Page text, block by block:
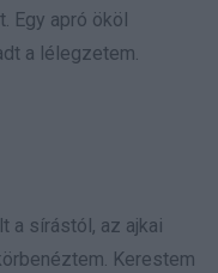
Egy apró ököl
a lélegzetem.
a sírástól, az ajkai
Kerestem